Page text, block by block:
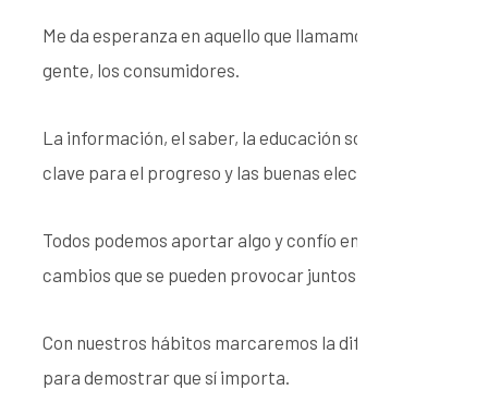
Me da esperanza en aquello que llamamos la
gente, los consumidores.
La información, el saber, la educación son la
clave para el progreso y las buenas elecciones.
Todos podemos aportar algo y confío en los
cambios que se pueden provocar juntos.
Con nuestros hábitos marcaremos la diferencia
para demostrar que sí importa.